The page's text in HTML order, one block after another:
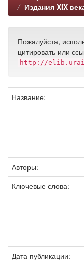
Издания XIX
Пожалуйста,
цитировать или
http://
Название:
Авторы:
Ключевые слова:
Дата публикации: